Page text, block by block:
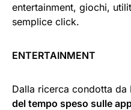
entertainment, giochi,
semplice click.
ENTERTAINMENT
Dalla ricerca condotta da
del tempo speso sulle